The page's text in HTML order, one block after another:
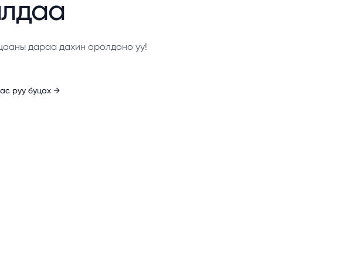
дараа дахин оролдоно уу!
руу буцах →